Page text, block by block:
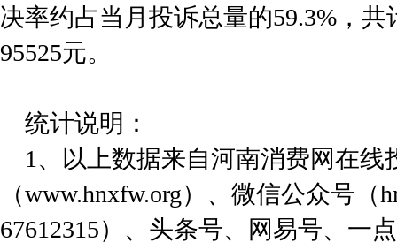
决率约占当月投诉总量的59.3%，
95525元。
统计说明：
1、以上数据来自河南消费网在线
（www.hnxfw.org）、微信公众号（
67612315）、头条号、网易号、一